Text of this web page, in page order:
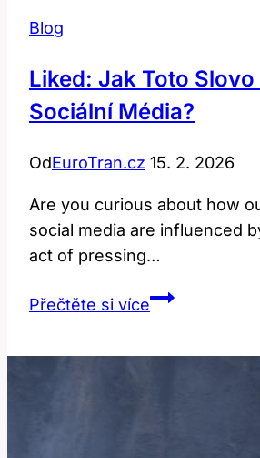
Blog
Liked: Jak Toto
Sociální Média?
OdEuroTran.cz 15. 2. 2026
Are you curious about how
social media are influenced
act of pressing…
Přečtěte si víceLiked: